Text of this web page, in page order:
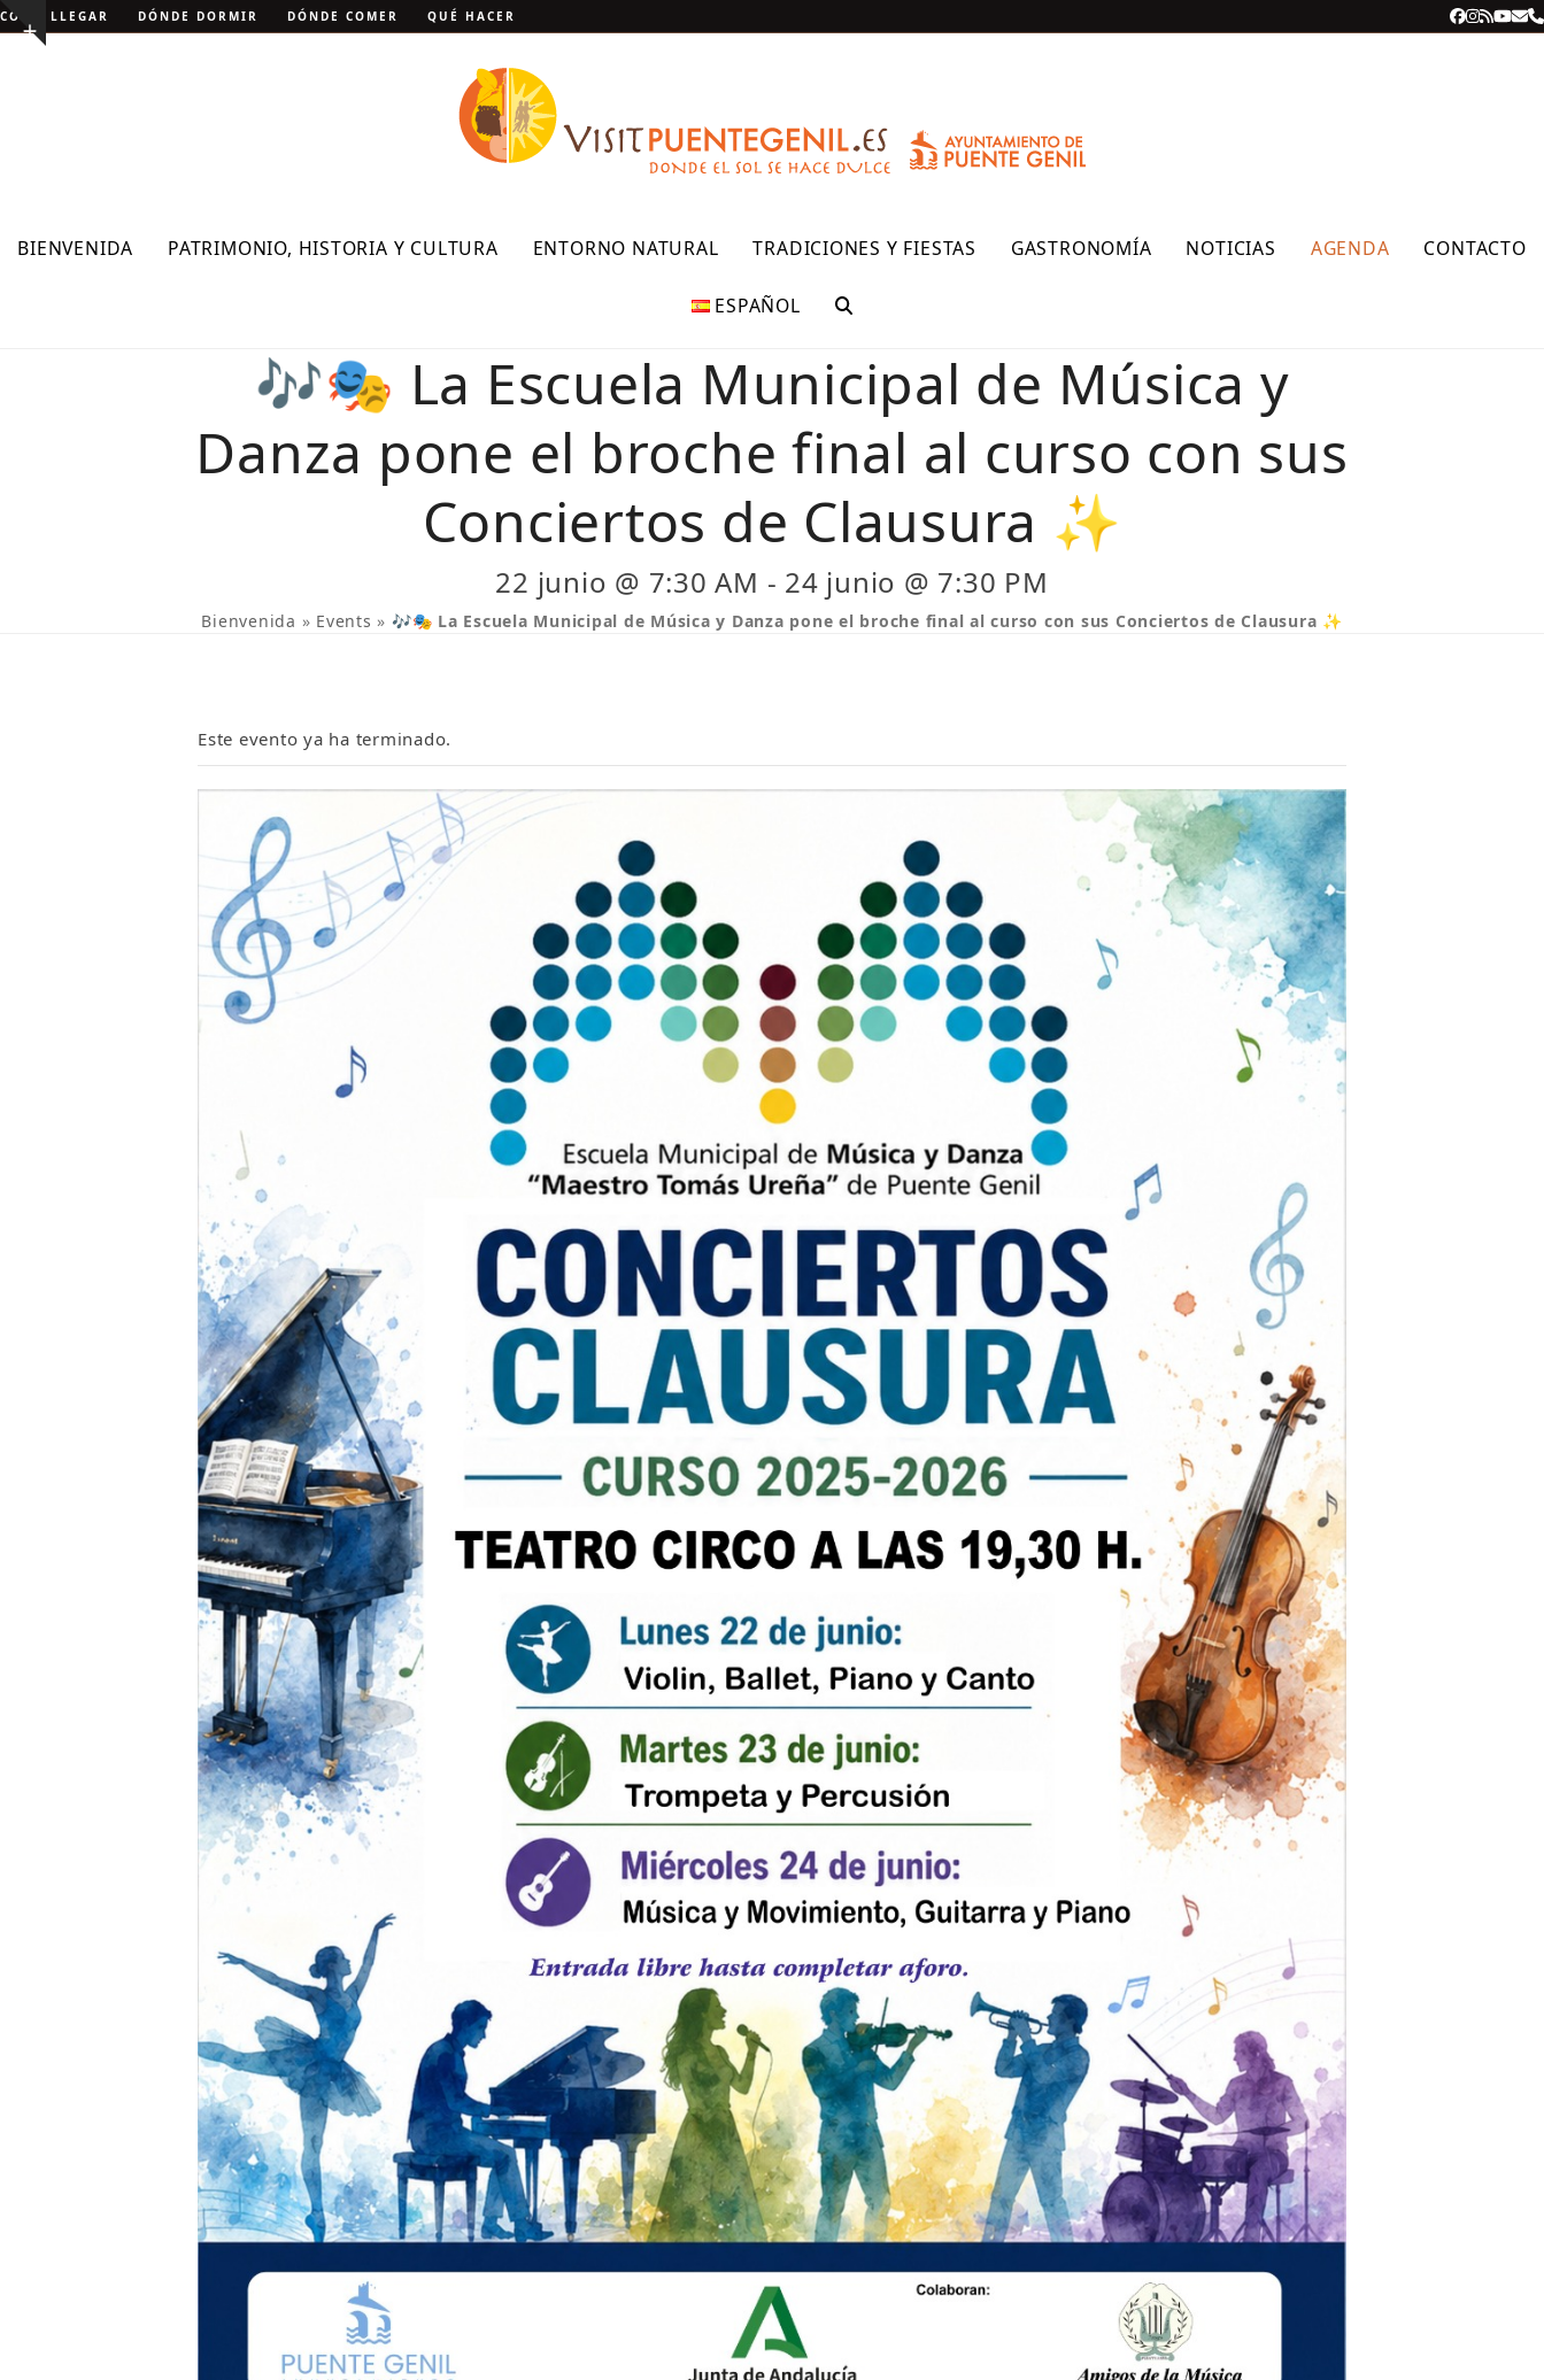
Skip
to Show
CÓMO LLEGAR DÓNDE DORMIR DÓNDE COMER QUÉ HACER Facebook
RSS
BIENVENIDA PATRIMONIO, HISTORIA Y CULTURA ENTORNO NATURAL TRADICIONES Y FIESTAS GASTRONOMÍA NOTICIAS AGENDA CONTACTO
ESPAÑOL
🎶🎭 La Escuela Municipal de Música y
Danza pone el broche final al curso con sus
Conciertos de Clausura ✨
22 junio @ 7:30 AM - 24 junio @ 7:30 PM
Bienvenida » Events » 🎶🎭 La Escuela Municipal de Música y Danza pone el broche final al curso con sus Conciertos de Clausura ✨
Este evento ya ha terminado.